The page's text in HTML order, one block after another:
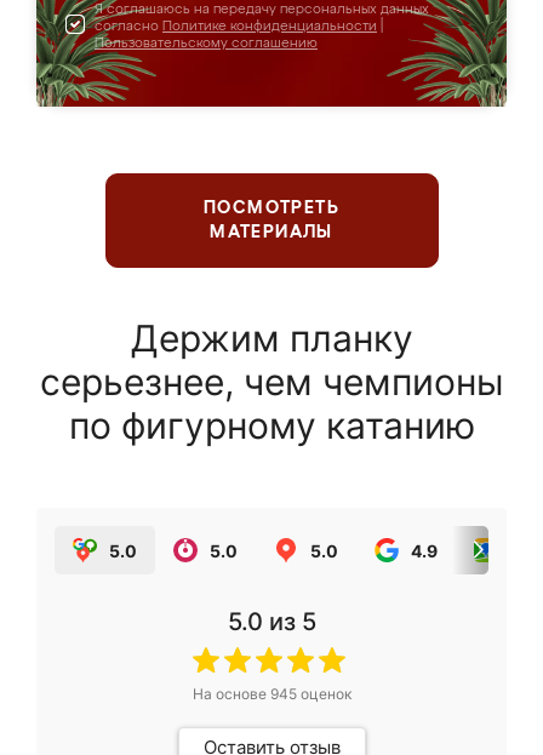
Я соглашаюсь на передачу персональных данных
согласно Политике конфиденциальности
Пользовательскому соглашению
ПОСМОТРЕТЬ
МАТЕРИАЛЫ
Держим планку
серьезнее, чем чемпионы
по фигурному катанию
5.0 5.0 5.0 4.9
5.0 из 5
На основе 945оценок
Оставить отзыв